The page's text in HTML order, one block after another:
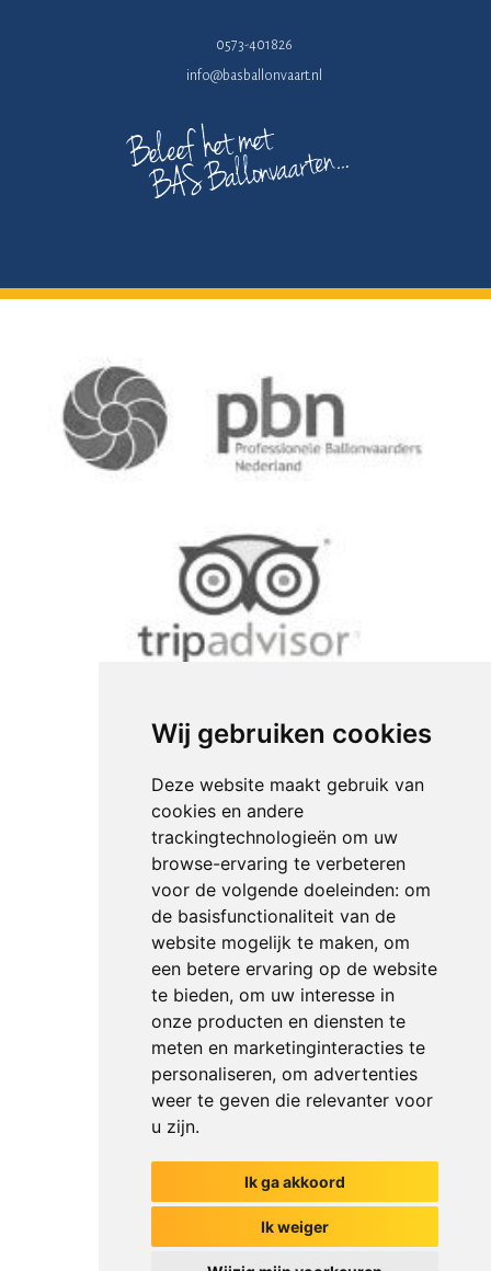
Wij gebruiken cookies
Deze website maakt gebruik van
cookies en andere
trackingtechnologieën om uw
browse-ervaring te verbeteren
voor de volgende doeleinden: om
de basisfunctionaliteit van de
website mogelijk te maken, om
een betere ervaring op de website
te bieden, om uw interesse in
onze producten en diensten te
meten en marketinginteracties te
personaliseren, om advertenties
weer te geven die relevanter voor
u zijn.
Ik ga akkoord
Ik weiger
0573-401826
info@basballonvaart.nl
Het begin van jouw gesprek